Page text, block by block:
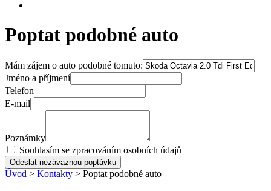
Poptat podobné auto
Mám zájem o auto podobné tomuto:
Jméno a příjmení
Telefon
E-mail
Poznámky
Souhlasím se zpracováním osobních údajů
Odeslat nezávaznou poptávku
Úvod > Kontakty > Poptat podobné auto